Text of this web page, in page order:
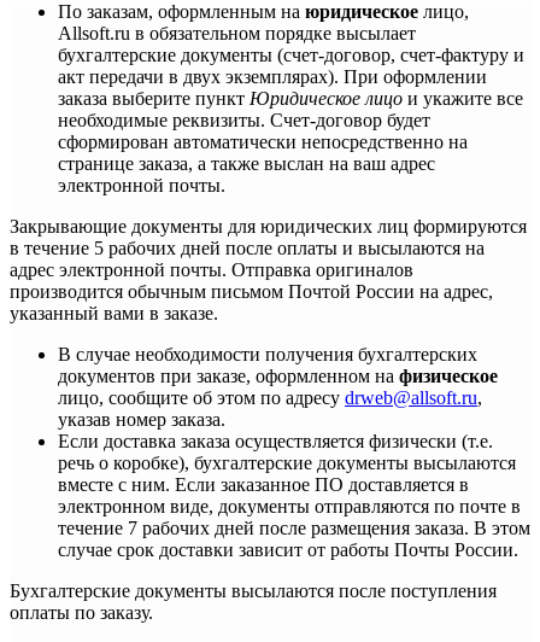
По заказам, оформленным на юридическое лицо,
Allsoft.ru в обязательном порядке высылает
бухгалтерские документы (счет-договор, счет-фактуру и
акт передачи в двух экземплярах). При оформлении
заказа выберите пункт Юридическое лицо и укажите все
необходимые реквизиты. Счет-договор будет
сформирован автоматически непосредственно на
странице заказа, а также выслан на ваш адрес
электронной почты.
Закрывающие документы для юридических лиц формируются
в течение 5 рабочих дней после оплаты и высылаются на
адрес электронной почты. Отправка оригиналов
производится обычным письмом Почтой России на адрес,
указанный вами в заказе.
В случае необходимости получения бухгалтерских
документов при заказе, оформленном на физическое
лицо, сообщите об этом по адресу drweb@allsoft.ru,
указав номер заказа.
Если доставка заказа осуществляется физически (т.е.
речь о коробке), бухгалтерские документы высылаются
вместе с ним. Если заказанное ПО доставляется в
электронном виде, документы отправляются по почте в
течение 7 рабочих дней после размещения заказа. В этом
случае срок доставки зависит от работы Почты России.
Бухгалтерские документы высылаются после поступления
оплаты по заказу.